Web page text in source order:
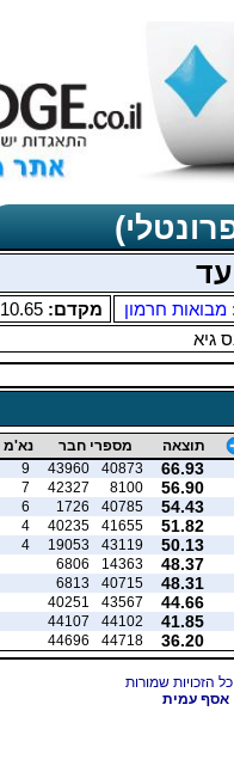
מבואות חרמון מקדם:10.65
גיא
תוצאה מספרי חבר נא'מ
66.93
40873
43960
9
56.90
8100
42327
7
54.43
40785
1726
6
51.82
41655
40235
4
50.13
43119
19053
4
48.37
14363
6806
48.31
40715
6813
44.66
43567
40251
41.85
44102
44107
36.20
44718
44696
אסף עמית